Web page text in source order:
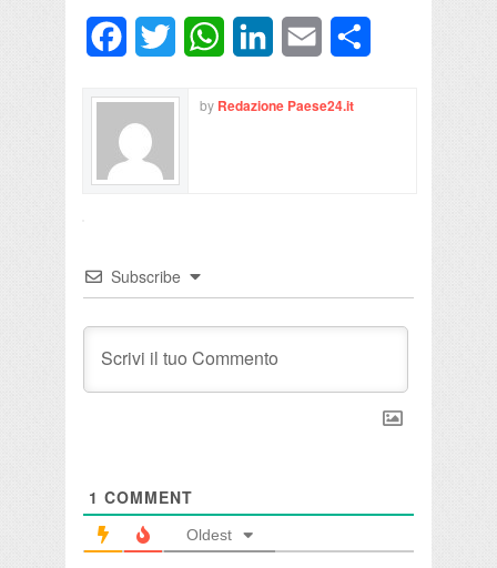
FacebookTwitter WhatsAppLinkedInEmail
by Redazione Paese24.it
Subscribe
1 COMMENT
Oldest